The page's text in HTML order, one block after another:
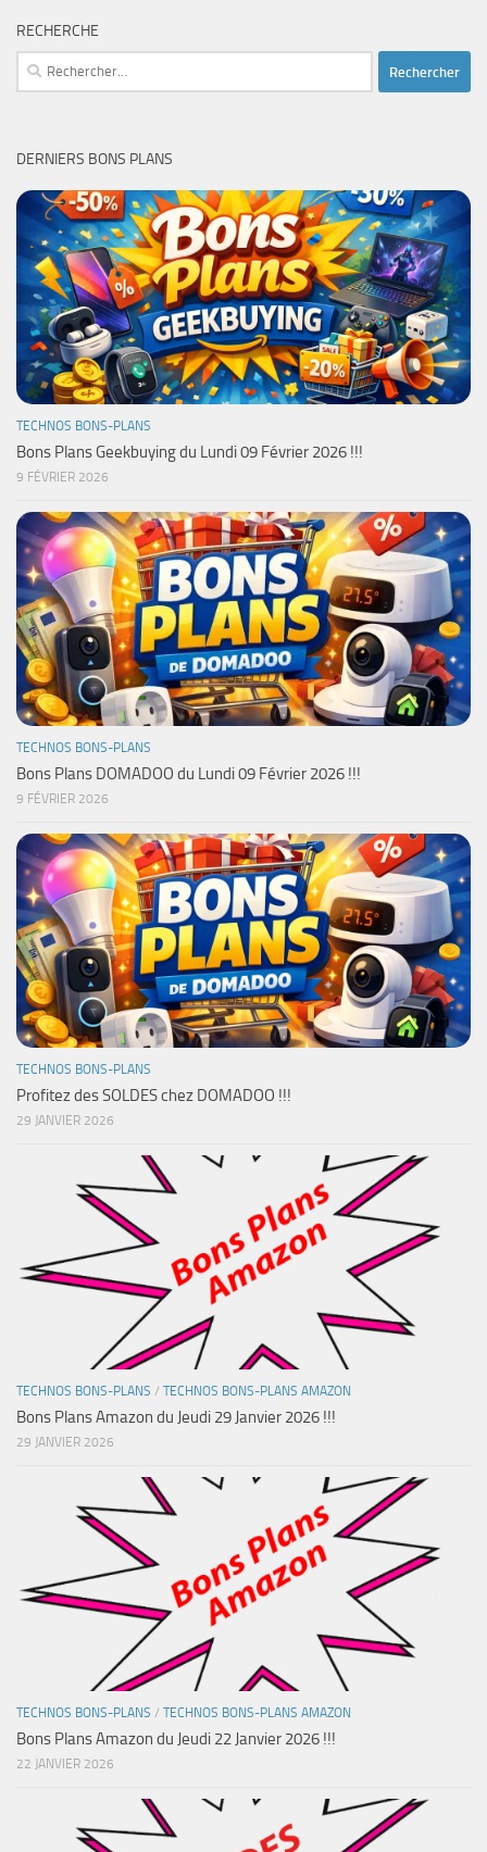
RECHERCHE
Rechercher :
DERNIERS BONS PLANS
TECHNOS BONS-PLANS
Bons Plans Geekbuying du Lundi 09 Février 2026 !!!
9 FÉVRIER 2026
TECHNOS BONS-PLANS
Bons Plans DOMADOO du Lundi 09 Février 2026 !!!
9 FÉVRIER 2026
TECHNOS BONS-PLANS
Profitez des SOLDES chez DOMADOO !!!
29 JANVIER 2026
TECHNOS BONS-PLANS / TECHNOS BONS-PLANS AMAZON
Bons Plans Amazon du Jeudi 29 Janvier 2026 !!!
29 JANVIER 2026
TECHNOS BONS-PLANS / TECHNOS BONS-PLANS AMAZON
Bons Plans Amazon du Jeudi 22 Janvier 2026 !!!
22 JANVIER 2026